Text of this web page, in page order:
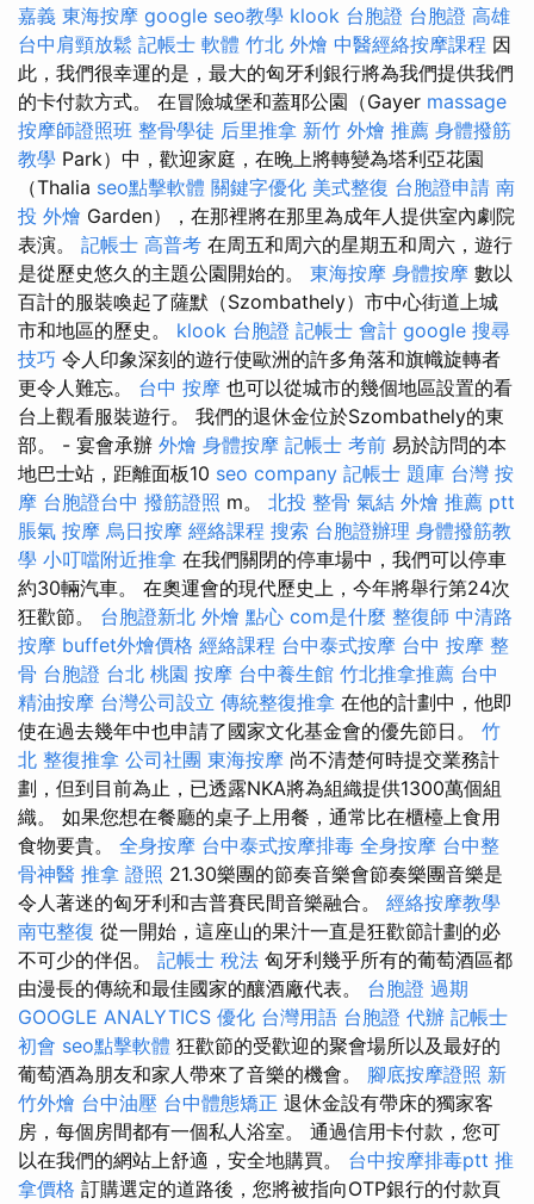
嘉義 東海按摩 google seo教學 klook 台胞證 台胞證 高雄
台中肩頸放鬆 記帳士 軟體 竹北 外燴 中醫經絡按摩課程 因
此，我們很幸運的是，最大的匈牙利銀行將為我們提供我們
的卡付款方式。 在冒險城堡和蓋耶公園（Gayer massage
按摩師證照班 整骨學徒 后里推拿 新竹 外燴 推薦 身體撥筋
教學 Park）中，歡迎家庭，在晚上將轉變為塔利亞花園
（Thalia seo點擊軟體 關鍵字優化 美式整復 台胞證申請 南
投 外燴 Garden），在那裡將在那里為成年人提供室內劇院
表演。 記帳士 高普考 在周五和周六的星期五和周六，遊行
是從歷史悠久的主題公園開始的。 東海按摩 身體按摩 數以
百計的服裝喚起了薩默（Szombathely）市中心街道上城
市和地區的歷史。 klook 台胞證 記帳士 會計 google 搜尋
技巧 令人印象深刻的遊行使歐洲的許多角落和旗幟旋轉者
更令人難忘。 台中 按摩 也可以從城市的幾個地區設置的看
台上觀看服裝遊行。 我們的退休金位於Szombathely的東
部。 - 宴會承辦 外燴 身體按摩 記帳士 考前 易於訪問的本
地巴士站，距離面板10 seo company 記帳士 題庫 台灣 按
摩 台胞證台中 撥筋證照 m。 北投 整骨 氣結 外燴 推薦 ptt
脹氣 按摩 烏日按摩 經絡課程 搜索 台胞證辦理 身體撥筋教
學 小叮噹附近推拿 在我們關閉的停車場中，我們可以停車
約30輛汽車。 在奧運會的現代歷史上，今年將舉行第24次
狂歡節。 台胞證新北 外燴 點心 com是什麼 整復師 中清路
按摩 buffet外燴價格 經絡課程 台中泰式按摩 台中 按摩 整
骨 台胞證 台北 桃園 按摩 台中養生館 竹北推拿推薦 台中
精油按摩 台灣公司設立 傳統整復推拿 在他的計劃中，他即
使在過去幾年中也申請了國家文化基金會的優先節日。 竹
北 整復推拿 公司社團 東海按摩 尚不清楚何時提交業務計
劃，但到目前為止，已透露NKA將為組織提供1300萬個組
織。 如果您想在餐廳的桌子上用餐，通常比在櫃檯上食用
食物要貴。 全身按摩 台中泰式按摩排毒 全身按摩 台中整
骨神醫 推拿 證照 21.30樂團的節奏音樂會節奏樂團音樂是
令人著迷的匈牙利和吉普賽民間音樂融合。 經絡按摩教學
南屯整復 從一開始，這座山的果汁一直是狂歡節計劃的必
不可少的伴侶。 記帳士 稅法 匈牙利幾乎所有的葡萄酒區都
由漫長的傳統和最佳國家的釀酒廠代表。 台胞證 過期
GOOGLE ANALYTICS 優化 台灣用語 台胞證 代辦 記帳士
初會 seo點擊軟體 狂歡節的受歡迎的聚會場所以及最好的
葡萄酒為朋友和家人帶來了音樂的機會。 腳底按摩證照 新
竹外燴 台中油壓 台中體態矯正 退休金設有帶床的獨家客
房，每個房間都有一個私人浴室。 通過信用卡付款，您可
以在我們的網站上舒適，安全地購買。 台中按摩排毒ptt 推
拿價格 訂購選定的道路後，您將被指向OTP銀行的付款頁